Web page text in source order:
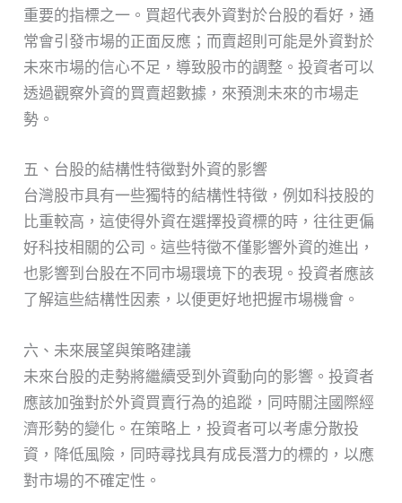
重要的指標之一。買超代表外資對於台股的看好，通
常會引發市場的正面反應；而賣超則可能是外資對於
未來市場的信心不足，導致股市的調整。投資者可以
透過觀察外資的買賣超數據，來預測未來的市場走
勢。
五、台股的結構性特徵對外資的影響
台灣股市具有一些獨特的結構性特徵，例如科技股的
比重較高，這使得外資在選擇投資標的時，往往更偏
好科技相關的公司。這些特徵不僅影響外資的進出，
也影響到台股在不同市場環境下的表現。投資者應該
了解這些結構性因素，以便更好地把握市場機會。
六、未來展望與策略建議
未來台股的走勢將繼續受到外資動向的影響。投資者
應該加強對於外資買賣行為的追蹤，同時關注國際經
濟形勢的變化。在策略上，投資者可以考慮分散投
資，降低風險，同時尋找具有成長潛力的標的，以應
對市場的不確定性。